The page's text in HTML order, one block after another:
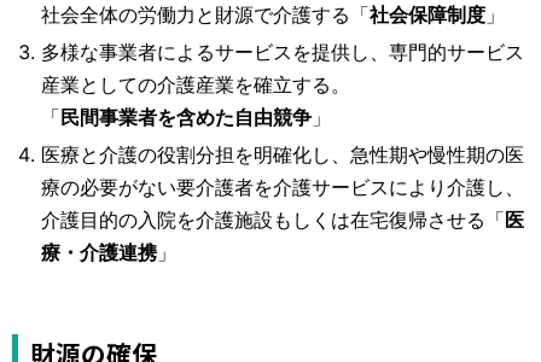
社会全体の労働力と財源で介護する「社会保障制度 」
多様な事業者によるサービスを提供し、専門的サービス
産業としての介護産業を確立する。
「民間事業者を含めた自由競争 」
医療と介護の役割分担を明確化し、急性期や慢性期の医
療の必要がない要介護者を介護サービスにより介護し、
介護目的の入院を介護施設もしくは在宅復帰させる「医
療・介護連携」
財源の確保